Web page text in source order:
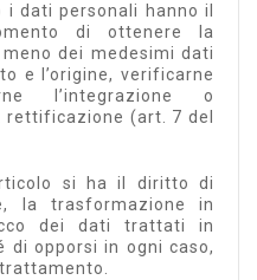
i dati personali hanno il
di ottenere la
dei medesimi dati
e l’origine, verificarne
l’integrazione o
rettificazione (art. 7 del
si ha il diritto di
la trasformazione in
dei dati trattati in
di opporsi in ogni caso,